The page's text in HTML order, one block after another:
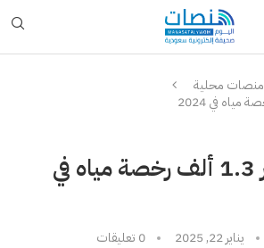
منصات محلية
“البيئة” تصدر 1.3 ألف رخصة مياه في
يناير 22, 2025 0 تعليقات